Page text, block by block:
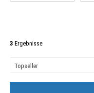
3 Ergebnisse